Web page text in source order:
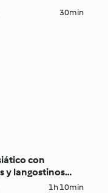
30min
con
y langostinos
de arroz)
1h 10min